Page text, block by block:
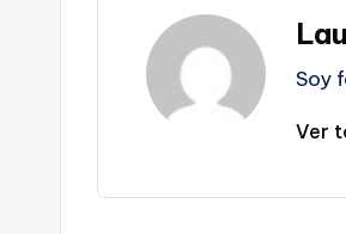
Soy
Ver